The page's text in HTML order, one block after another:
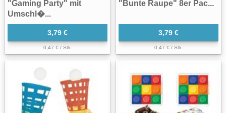
"Gaming Party" mit
Umschl�...
3,79 €
0,47 € / Stk.
"Bunte Raupe" 8er Pac...
3,79 €
0,47 € / Stk.